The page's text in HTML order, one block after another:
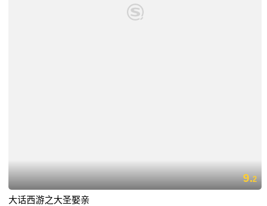
9.2
大话西游之大圣娶亲